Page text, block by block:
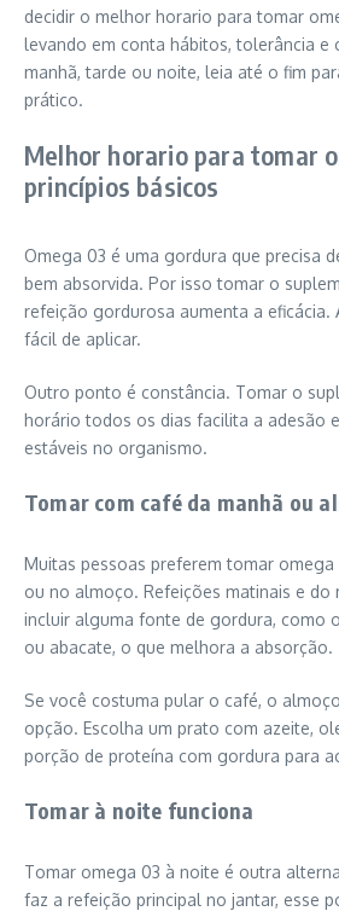
decidir o melhor horario para tomar
levando em conta hábitos, tolerância e
manhã, tarde ou noite, leia até o fim
prático.
Melhor horario para tomar
princípios básicos
Omega 03 é uma gordura que precisa
bem absorvida. Por isso tomar o
refeição gordurosa aumenta a eficácia.
fácil de aplicar.
Outro ponto é constância. Tomar o
horário todos os dias facilita a adesão
estáveis no organismo.
Tomar com café da manhã ou
Muitas pessoas preferem tomar
ou no almoço. Refeições matinais e do
incluir alguma fonte de gordura, como
ou abacate, o que melhora a absorção.
Se você costuma pular o café, o
opção. Escolha um prato com azeite,
porção de proteína com gordura para
Tomar à noite funciona
Tomar omega 03 à noite é outra
faz a refeição principal no jantar, esse